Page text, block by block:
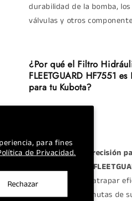
para fines
de Privacidad.
Rechazar
durabilidad de la bomba,
válvulas y otros
¿Por qué el Filtro
FLEETGUARD HF7551
para tu Kubota?
Filtración de Precisión
diseñado para atrapar
partículas diminutas de